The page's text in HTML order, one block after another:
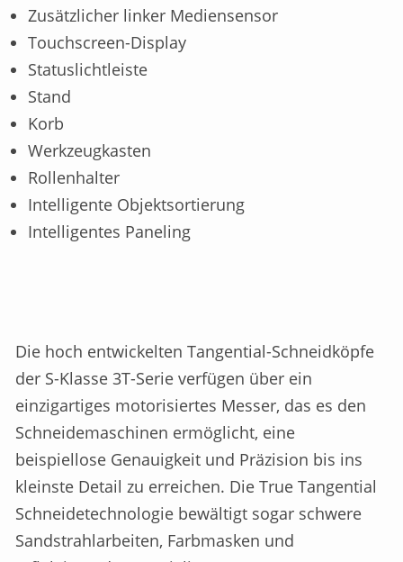
Zusätzlicher linker Mediensensor
Touchscreen-Display
Statuslichtleiste
Stand
Korb
Werkzeugkasten
Rollenhalter
Intelligente Objektsortierung
Intelligentes Paneling
Die hoch entwickelten Tangential-Schneidköpfe
der S-Klasse 3T-Serie verfügen über ein
einzigartiges motorisiertes Messer, das es den
Schneidemaschinen ermöglicht, eine
beispiellose Genauigkeit und Präzision bis ins
kleinste Detail zu erreichen. Die True Tangential
Schneidetechnologie bewältigt sogar schwere
Sandstrahlarbeiten, Farbmasken und